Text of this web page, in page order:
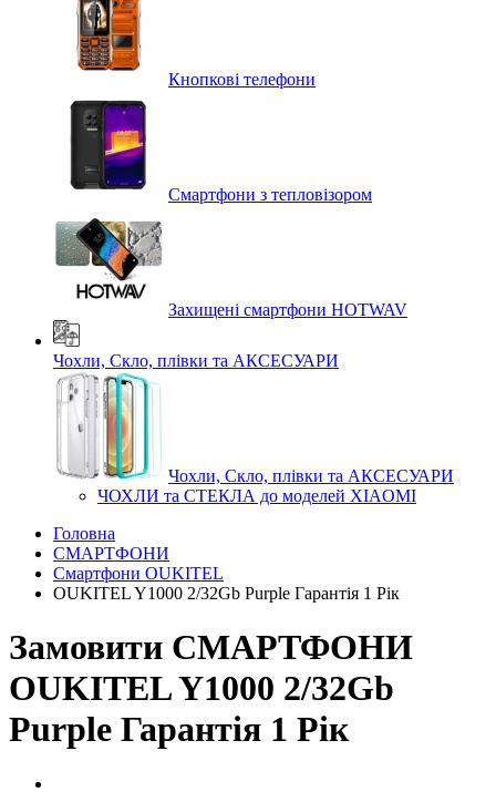
Кнопкові телефони
Смартфони з тепловізором
Захищені смартфони HOTWAV
Чохли, Скло, плівки та АКСЕСУАРИ
Чохли, Скло, плівки та АКСЕСУАРИ
ЧОХЛИ та СТЕКЛА до моделей XIAOMI
Головна
СМАРТФОНИ
Смартфони OUKITEL
OUKITEL Y1000 2/32Gb Purple Гарантія 1 Рік
Замовити СМАРТФОНИ
OUKITEL Y1000 2/32Gb
Purple Гарантія 1 Рік